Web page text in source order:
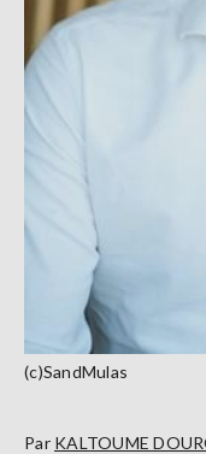
(c)SandMulas
Par KALTOUME